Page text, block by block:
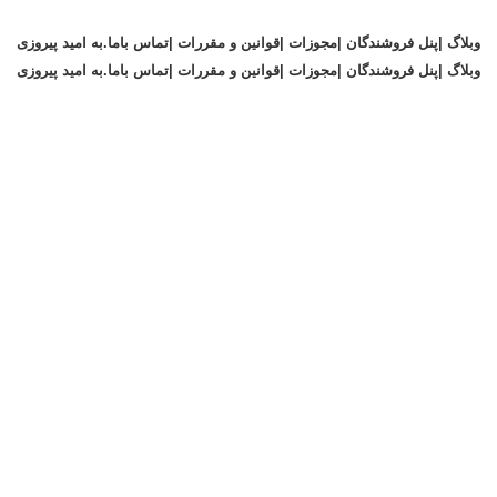
وبلاگ | پنل فروشندگان | مجوزات | قوانین و مقررات | تماس باما.به امید پیروزی
وبلاگ | پنل فروشندگان | مجوزات | قوانین و مقررات | تماس باما.به امید پیروزی